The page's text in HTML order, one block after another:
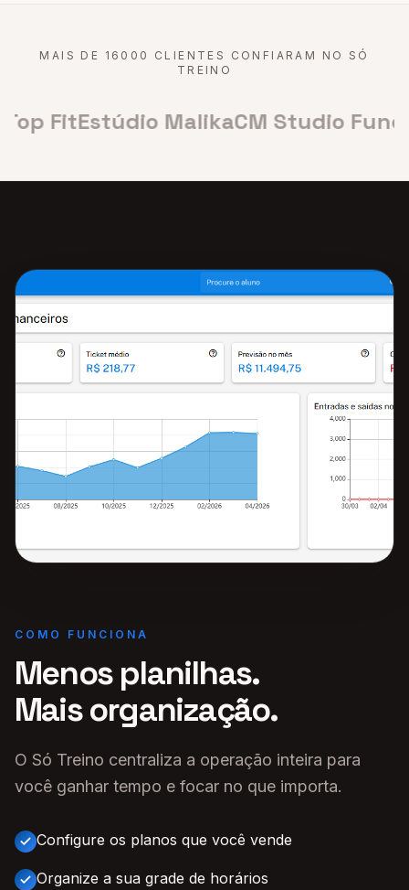
MAIS DE 16000 CLIENTES CONFIARAM NO SÓ
TREINO
FitEstúdio MalikaCM Studio
COMO FUNCIONA
Menos planilhas.
Mais organização.
O Só Treino centraliza a operação inteira para
você ganhar tempo e focar no que importa.
Configure os planos que você vende
Organize a sua grade de horários